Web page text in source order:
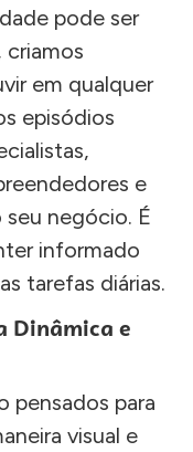
pode ser
criamos
em qualquer
episódios
e
seu negócio. É
informado
tarefas diárias.
Dinâmica e
pensados para
visual e